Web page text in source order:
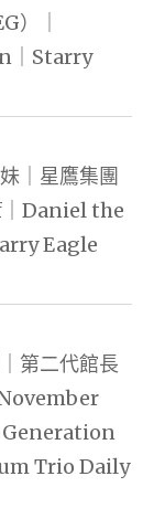
）｜
｜Starry
｜星鷹集團
｜Daniel the
Eagle
第二代館長
Trio Daily